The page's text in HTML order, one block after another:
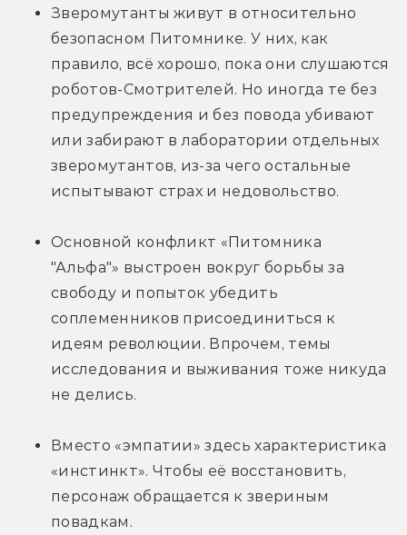
Зверомутанты живут в относительно
безопасном Питомнике. У них, как
правило, всё хорошо, пока они слушаются
роботов-Смотрителей. Но иногда те без
предупреждения и без повода убивают
или забирают в лаборатории отдельных
зверомутантов, из-за чего остальные
испытывают страх и недовольство.
Основной конфликт «Питомника
"Альфа"» выстроен вокруг борьбы за
свободу и попыток убедить
соплеменников присоединиться к
идеям революции. Впрочем, темы
исследования и выживания тоже никуда
не делись.
Вместо «эмпатии» здесь характеристика
«инстинкт». Чтобы её восстановить,
персонаж обращается к звериным
повадкам.